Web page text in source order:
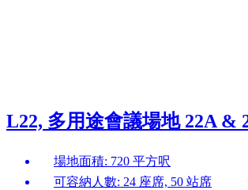
L22, 多用途會議場地 22A &
場地面積: 720 平方呎
可容納人數: 24 座席, 50 站席